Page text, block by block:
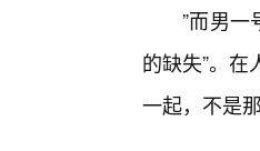
”而男
的缺失”。
一起，不是